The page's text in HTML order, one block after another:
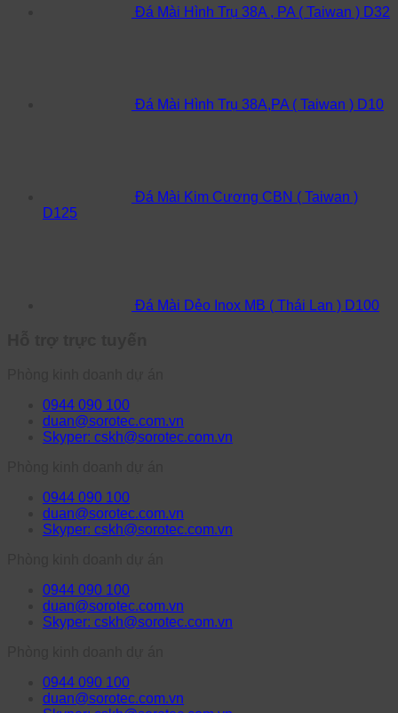
Đá Mài Hình Trụ 38A , PA ( Taiwan ) D32
Đá Mài Hình Trụ 38A,PA ( Taiwan ) D10
Đá Mài Kim Cương CBN ( Taiwan )
D125
Đá Mài Dẻo Inox MB ( Thái Lan ) D100
0944 090 100
duan@sorotec.com.vn
Skyper: cskh@sorotec.com.vn
0944 090 100
duan@sorotec.com.vn
Skyper: cskh@sorotec.com.vn
0944 090 100
duan@sorotec.com.vn
Skyper: cskh@sorotec.com.vn
0944 090 100
duan@sorotec.com.vn